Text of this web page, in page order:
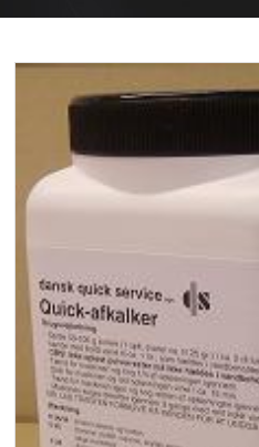
VANDKØLERE
BRUGTE MASKINER
FORSIDE
PROFIL
SØGNING
BRUGSANVISNINGER